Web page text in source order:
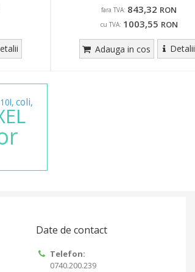
fara TVA: 843,32 RON
cu TVA: 1003,55 RON
Adauga in cos Detalii
10l, coli,
Date de contact
Telefon:
0740.200.239